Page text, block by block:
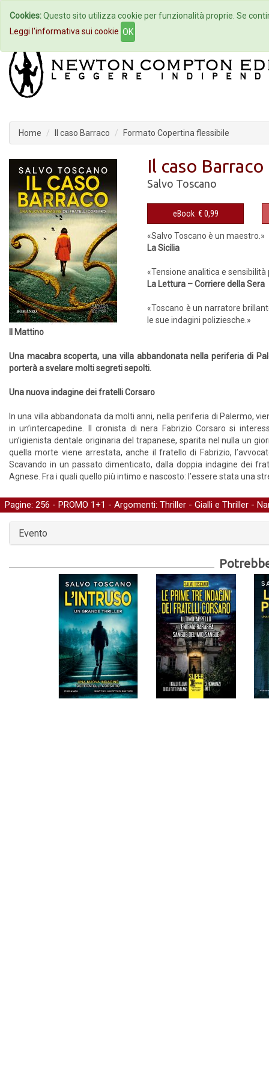
Home Autori Eventi
Home Il caso Barraco Formato Copertina flessibile
Il caso Barraco
Salvo Toscano
eBook € 0,99
«Salvo Toscano è un maestro.»
La Sicilia
«Tensione analitica e
La Lettura – Corriere della Sera
«Toscano è un narratore
le sue indagini poliziesche.»
Il Mattino
Una macabra scoperta, una villa abbandonata nella periferia di
porterà a svelare molti segreti sepolti.
Una nuova indagine dei fratelli Corsaro
In una villa abbandonata da molti anni, nella periferia di Palermo,
in un’intercapedine. Il cronista di nera Fabrizio Corsaro si
un’igienista dentale originaria del trapanese, sparita nel nulla un
quella morte viene arrestata, anche il fratello di Fabrizio,
Scavando in un passato dimenticato, dalla doppia indagine dei
Agnese. Fra i quali quello più intimo e nascosto: l’essere stata una
Pagine: 256 - PROMO 1+1 - Argomenti: Thriller - Gialli e Thriller -
Evento
Cookies:Questo sito utilizza cookie per funzionalità proprie. Se
Leggi l'informativa sui cookie OK